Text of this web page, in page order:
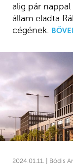
alig pár
állam eladta
cégének.
2024.01.11. | Bódis